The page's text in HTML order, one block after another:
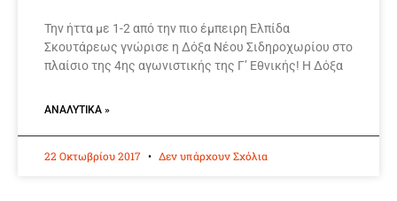
Την ήττα με 1-2 από την πιο έμπειρη Ελπίδα
Σκουτάρεως γνώρισε η Δόξα Νέου Σιδηροχωρίου στο
πλαίσιο της 4ης αγωνιστικής της Γ’ Εθνικής! Η Δόξα
ΑΝΑΛΥΤΙΚΆ »
22 Οκτωβρίου 2017 Δεν υπάρχουν Σχόλια